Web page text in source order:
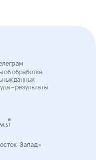
об обработке
данных
– результаты